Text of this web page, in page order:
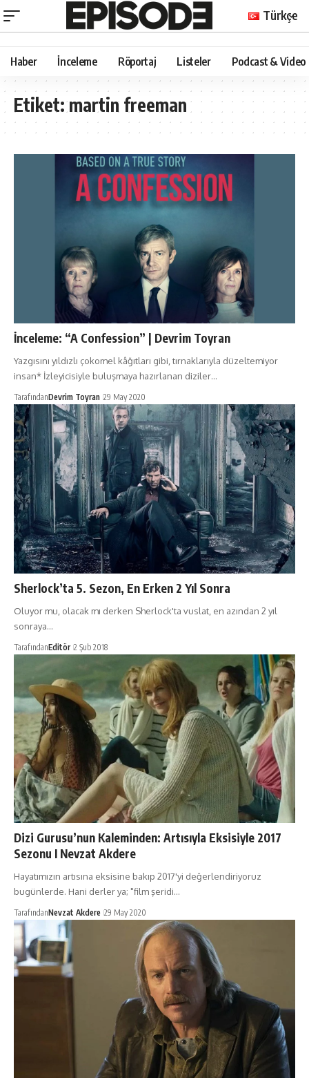
Türkçe
Haber İnceleme Röportaj Listeler Podcast & Video
Etiket:martin freeman
İnceleme: “A Confession” | Devrim Toyran
Yazgısını yıldızlı çokomel kâğıtları gibi, tırnaklarıyla düzeltemiyor
insan* İzleyicisiyle buluşmaya hazırlanan diziler…
TarafındanDevrim Toyran 29 May 2020
Sherlock’ta 5. Sezon, En Erken 2 Yıl Sonra
Oluyor mu, olacak mı derken Sherlock'ta vuslat, en azından 2 yıl
sonraya…
TarafındanEditör 2 Şub 2018
Dizi Gurusu’nun Kaleminden: Artısıyla Eksisiyle 2017
Sezonu I Nevzat Akdere
Hayatımızın artısına eksisine bakıp 2017'yi değerlendiriyoruz
bugünlerde. Hani derler ya; "film şeridi…
TarafındanNevzat Akdere 29 May 2020